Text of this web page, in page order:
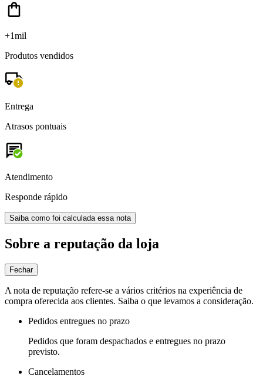
+1mil
Produtos vendidos
Entrega
Atrasos pontuais
Atendimento
Responde rápido
Saiba como foi calculada essa nota
Sobre a reputação da loja
Fechar
A nota de reputação refere-se a vários critérios na experiência de
compra oferecida aos clientes. Saiba o que levamos a consideração.
Pedidos entregues no prazo
Pedidos que foram despachados e entregues no prazo
previsto.
Cancelamentos